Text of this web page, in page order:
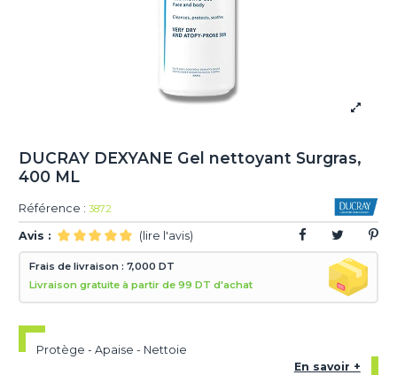
DUCRAY DEXYANE Gel nettoyant Surgras,
400 ML
Référence : 3872
Avis : (lire l'avis)
Frais de livraison : 7,000 DT
Livraison gratuite à partir de 99 DT d'achat
Protège - Apaise - Nettoie
En savoir +